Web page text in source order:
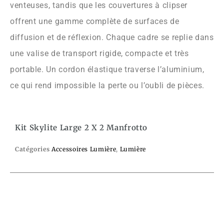
venteuses, tandis que les couvertures à clipser
offrent une gamme complète de surfaces de
diffusion et de réflexion. Chaque cadre se replie dans
une valise de transport rigide, compacte et très
portable. Un cordon élastique traverse l’aluminium,
ce qui rend impossible la perte ou l’oubli de pièces.
Kit Skylite Large 2 X 2 Manfrotto
Catégories Accessoires Lumière, Lumière